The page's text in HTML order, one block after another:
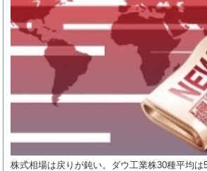
株式相場は戻りが鈍い。ダウ工業株30種平均